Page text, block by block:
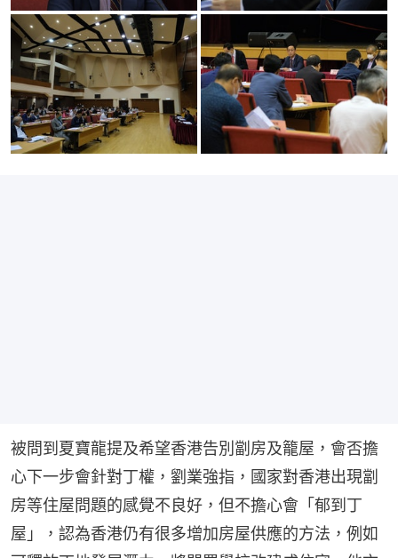
被問到夏寶龍提及希望香港告別劏房及籠屋，會否擔
心下一步會針對丁權，劉業強指，國家對香港出現劏
房等住屋問題的感覺不良好，但不擔心會「郁到丁
屋」，認為香港仍有很多增加房屋供應的方法，例如